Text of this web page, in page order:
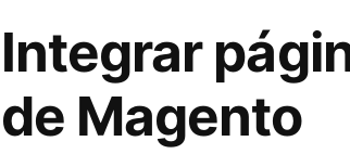
Integrar
de Magento